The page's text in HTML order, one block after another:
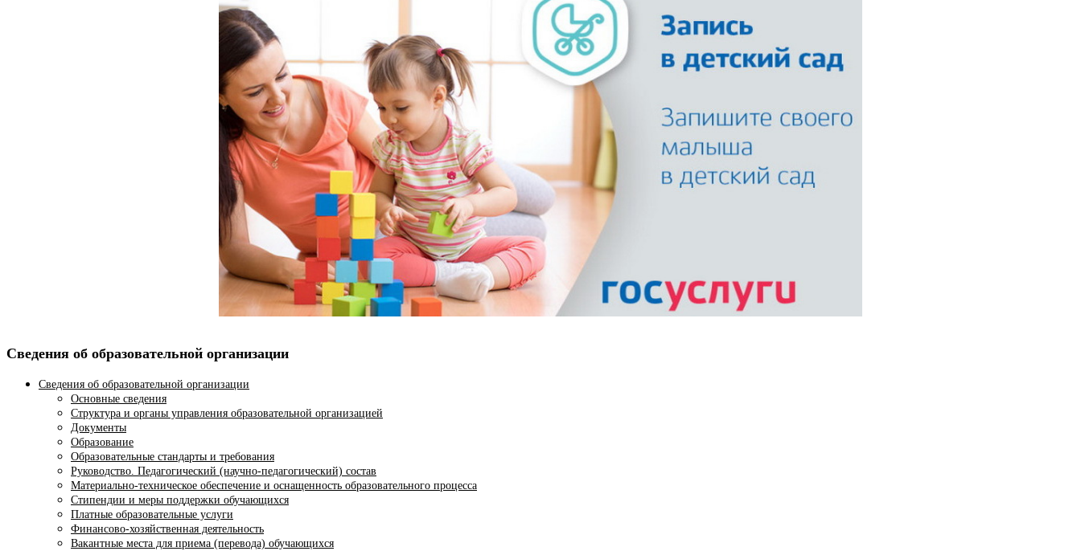
Сведения об образовательной организации
Сведения об образовательной организации
Основные сведения
Структура и органы управления образовательной организацией
Документы
Образование
Образовательные стандарты и требования
Руководство. Педагогический (научно-педагогический) состав
Материально-техническое обеспечение и оснащенность образовательного процесса
Стипендии и меры поддержки обучающихся
Платные образовательные услуги
Финансово-хозяйственная деятельность
Вакантные места для приема (перевода) обучающихся